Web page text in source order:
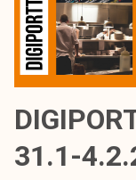
m
m
a
t31.1-